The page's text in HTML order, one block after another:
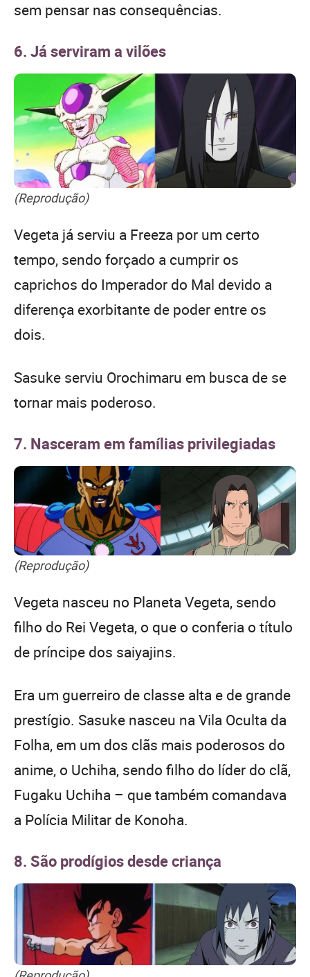
sem pensar nas consequências.
6. Já serviram a vilões
(Reprodução)
Vegeta já serviu a Freeza por um certo
tempo, sendo forçado a cumprir os
caprichos do Imperador do Mal devido a
diferença exorbitante de poder entre os
dois.
Sasuke serviu Orochimaru em busca de se
tornar mais poderoso.
7. Nasceram em famílias privilegiadas
(Reprodução)
Vegeta nasceu no Planeta Vegeta, sendo
filho do Rei Vegeta, o que o conferia o título
de príncipe dos saiyajins.
Era um guerreiro de classe alta e de grande
prestígio. Sasuke nasceu na Vila Oculta da
Folha, em um dos clãs mais poderosos do
anime, o Uchiha, sendo filho do líder do clã,
Fugaku Uchiha – que também comandava
a Polícia Militar de Konoha.
8. São prodígios desde criança